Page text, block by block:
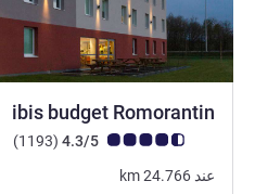
ibis budget Romorantin
ملاحظة أراء العملاء (رأي ALL) (1193 أراء)
عند
km24.766